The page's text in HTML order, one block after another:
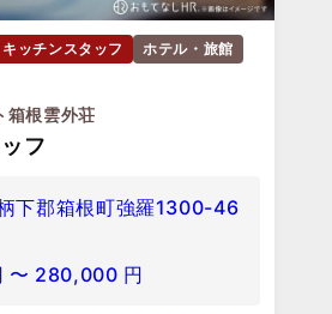
ッチンスタッフ
ホテル・旅館
箱根雲外荘
フ
下郡箱根町強羅1300-46
〜 280,000 円